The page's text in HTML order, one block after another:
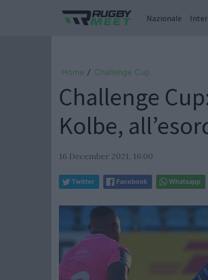
Nazionale
Home / Challenge Cup
Challenge
Kolbe,
16 December 2021, 16:00
Twitter Facebook Whatsapp